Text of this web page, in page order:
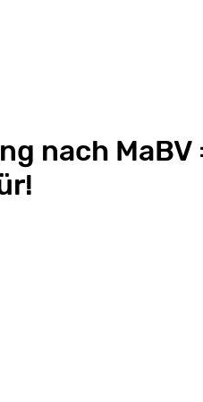
nach MaBV